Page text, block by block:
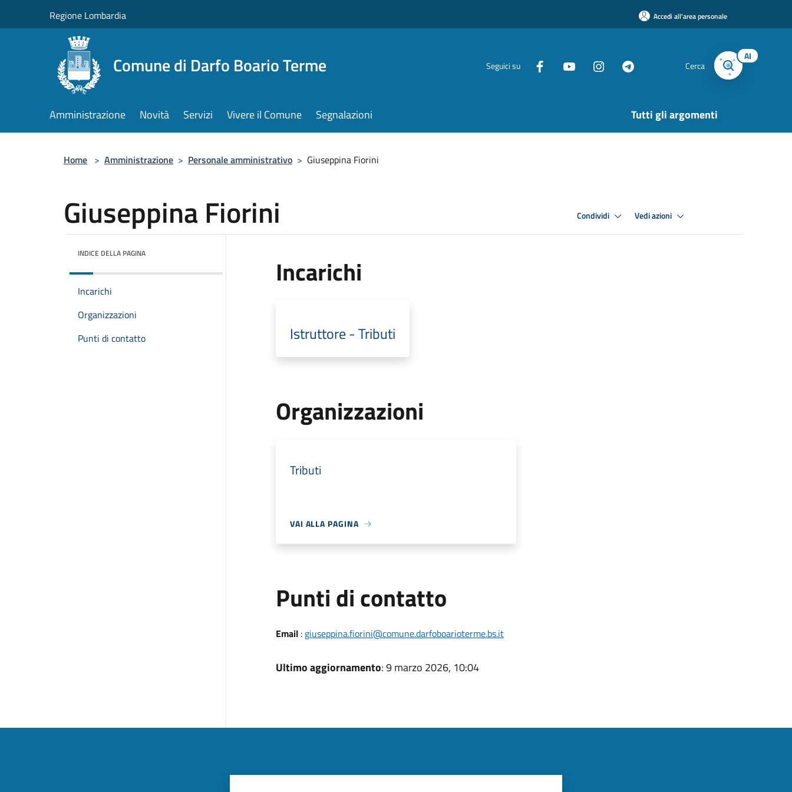
Regione Lombardia Accedi all'area personale
Comune di Darfo Boario Terme Seguici su Cerca
AI
Amministrazione Novità Servizi Vivere il Comune Segnalazioni Tutti gli argomenti
Home > Amministrazione > Personale amministrativo > Giuseppina Fiorini
Giuseppina Fiorini Condividi Vedi azioni
INDICE DELLA PAGINA
Incarichi
Organizzazioni
Punti di contatto
Incarichi
Istruttore - Tributi
Organizzazioni
Tributi
VAI ALLA PAGINA
Punti di contatto
Email: giuseppina.fiorini@comune.darfoboarioterme.bs.it
Ultimo aggiornamento: 9 marzo 2026, 10:04